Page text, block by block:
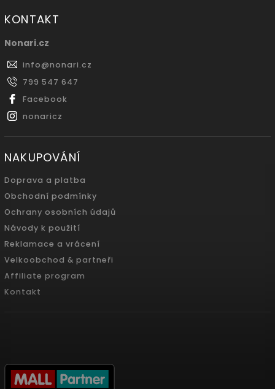
KONTAKT
Nonari.cz
info@nonari.cz
799 547 647
Facebook
nonaricz
NAKUPOVÁNÍ
Doprava a platba
Obchodní podmínky
Ochrany osobních údajů
Návody k použití
Reklamace a vrácení
Velkoobchod & partneři
Affiliate program
Kontakt